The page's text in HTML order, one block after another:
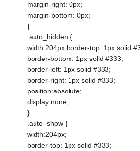
margin-right: 0px;
margin-bottom: 0px;
}
.auto_hidden {
width:204px;border-top: 1px solid
border-bottom: 1px solid #333;
border-left: 1px solid #333;
border-right: 1px solid #333;
position:absolute;
display:none;
}
.auto_show {
width:204px;
border-top: 1px solid #333;